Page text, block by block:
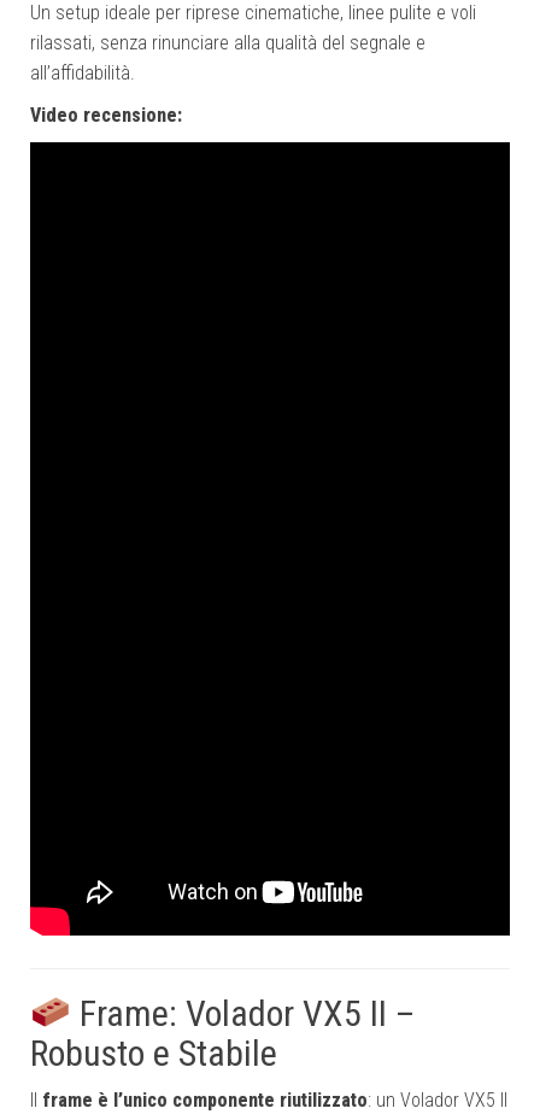
Un setup ideale per riprese cinematiche, linee pulite e voli
rilassati, senza rinunciare alla qualità del segnale e
all’affidabilità.
Video recensione:
Frame: Volador VX5 II –
Robusto e Stabile
Il frame è l’unico componente riutilizzato: un Volador VX5 II